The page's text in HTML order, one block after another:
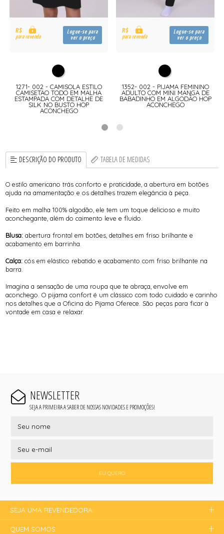
R$
para revenda
Logue-se para
ver o preço
1271- 002 - CAMISOLA ESTILO
CAMISETAO TODO EM MALHA
ESTAMPADA COM DETALHE DE
SILK NO BUSTO HOP
ACONCHEGO
R$
para revenda
Logue-se para
ver o preço
1352- 002 - PIJAMA FEMININO
ADULTO COM MINI MANGA DE
BABADINHO EM ALGODÃO HOP
ACONCHEGO
DESCRIÇÃO DO PRODUTO TABELA DE MEDIDAS
O estilo americano trás conforto e praticidade, a abertura em botões
ajuda na amamentação e os detalhes trazem elegância à peça.
Feito em malha 100% algodão, ele tem um toque delicioso e muito
aconchegante, além do caimento leve e fluido.
Blusa: abertura frontal em botões, detalhes em friso brilhante e
acabamento em barrinha.
Calça: cós em elástico rebatido e acabamento com friso brilhante na
barra.
Imagina a sensação de uma roupa que te abraça, envolve em
aconchego. O pijama confort é um clássico com todo cuidado e carinho
nos detalhes que a Oficina do Pijama Oferece. São peças para ficar à
vontade em casa e relaxar.
NEWSLETTER
SEJA A PRIMEIRA A SABER DE NOSSAS NOVIDADES E PROMOÇÕES!
EU QUERO
SEJA UMA REVENDEDORA
QUEM SOMOS